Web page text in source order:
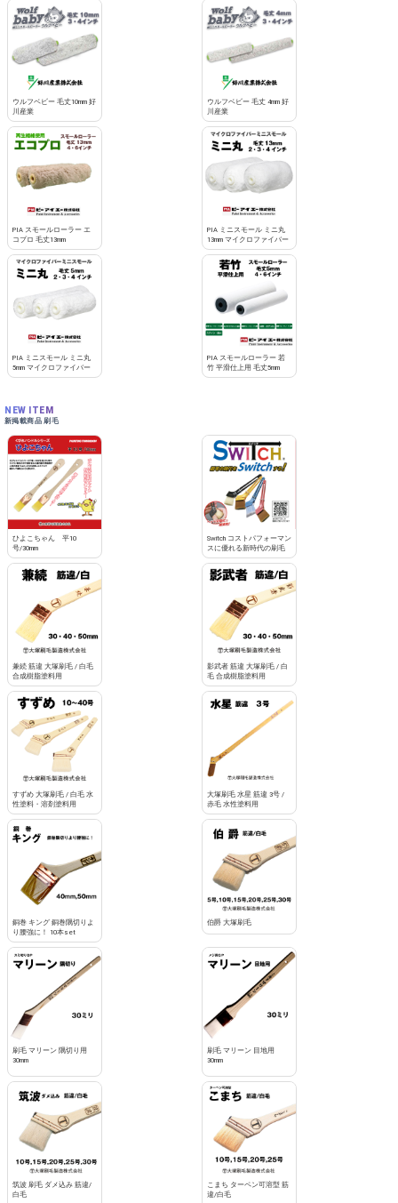
お買い物を続ける カートへ進む
ウルフベビー 毛丈10mm 好
川産業
ウルフベビー 毛丈 4mm 好
川産業
PIA スモールローラー エ
コプロ 毛丈13mm
PIA ミニスモール ミニ丸
13mm マイクロファイバー
PIA ミニスモール ミニ丸
5mm マイクロファイバー
PIA スモールローラー 若
竹 平滑仕上用 毛丈5mm
NEW ITEM
新掲載商品 刷毛
ひよこちゃん 平10
号/30mm
Switch コストパフォーマン
スに優れる新時代の刷毛
兼続 筋違 大塚刷毛 / 白毛
合成樹脂塗料用
影武者 筋違 大塚刷毛 / 白
毛 合成樹脂塗料用
すずめ 大塚刷毛 / 白毛 水
性塗料・溶剤塗料用
大塚刷毛 水星 筋違 3号 /
赤毛 水性塗料用
銅巻 キング 銅巻隅切りよ
り腰強に！ 10本set
伯爵 大塚刷毛
刷毛 マリーン 隅切り用
30mm
刷毛 マリーン 目地用
30mm
筑波 刷毛 ダメ込み 筋違/
白毛
こまち ターペン可溶型 筋
違/白毛